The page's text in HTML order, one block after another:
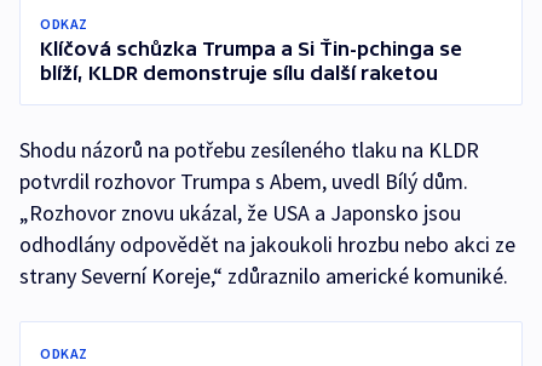
ODKAZ
Klíčová schůzka Trumpa a Si Ťin-pchinga se
blíží, KLDR demonstruje sílu další raketou
Shodu názorů na potřebu zesíleného tlaku na KLDR
potvrdil rozhovor Trumpa s Abem, uvedl Bílý dům.
„Rozhovor znovu ukázal, že USA a Japonsko jsou
odhodlány odpovědět na jakoukoli hrozbu nebo akci ze
strany Severní Koreje,“ zdůraznilo americké komuniké.
ODKAZ